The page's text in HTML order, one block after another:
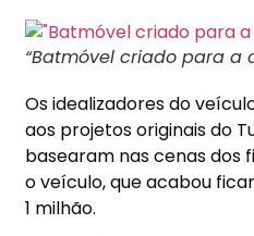
“Batmóvel criado para a
Os idealizadores do
aos projetos originais do
basearam nas cenas dos
o veículo, que acabou
1 milhão.